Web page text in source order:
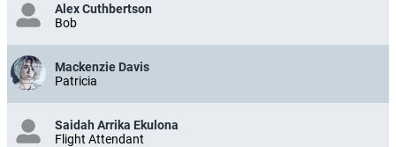
Alex Cuthbertson
Bob
Mackenzie Davis
Patricia
Saidah Arrika Ekulona
Flight Attendant